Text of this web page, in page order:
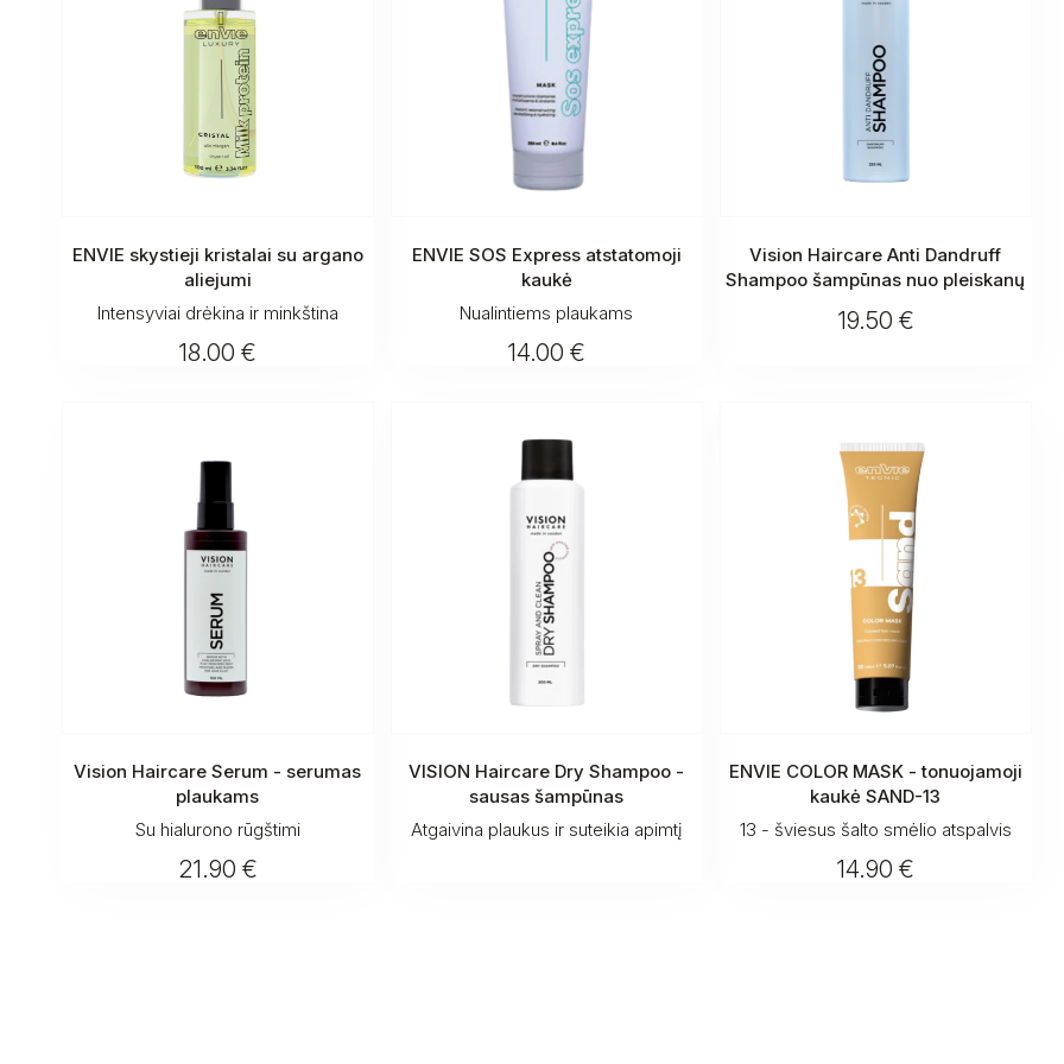
ENVIE skystieji kristalai su argano
aliejumi
Intensyviai drėkina ir minkština
18.00 €
ENVIE SOS Express atstatomoji
kaukė
Nualintiems plaukams
14.00 €
Vision Haircare Anti Dandruff
Shampoo šampūnas nuo pleiskanų
19.50 €
Vision Haircare Serum - serumas
plaukams
Su hialurono rūgštimi
21.90 €
VISION Haircare Dry Shampoo -
sausas šampūnas
Atgaivina plaukus ir suteikia apimtį
ENVIE COLOR MASK - tonuojamoji
kaukė SAND-13
13 - šviesus šalto smėlio atspalvis
14.90 €